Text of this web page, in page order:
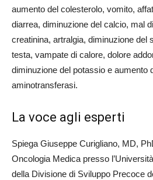
aumento del colesterolo, vomito,
diarrea, diminuzione del calcio, mal
creatinina, artralgia, diminuzione del
testa, vampate di calore, dolore
diminuzione del potassio e aumento
aminotransferasi.
La voce agli esperti
Spiega Giuseppe Curigliano, MD,
Oncologia Medica presso
della Divisione di Sviluppo Precoce